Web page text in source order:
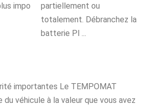
impo
partiellement ou
totalement. Débranchez la
batterie Pl ...
importantes Le TEMPOMAT
véhicule à la valeur que vous avez